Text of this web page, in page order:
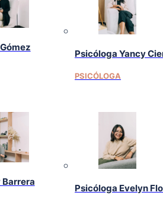
Psicóloga Yancy
PSICÓLOGA
Barrera
Psicóloga Evelyn